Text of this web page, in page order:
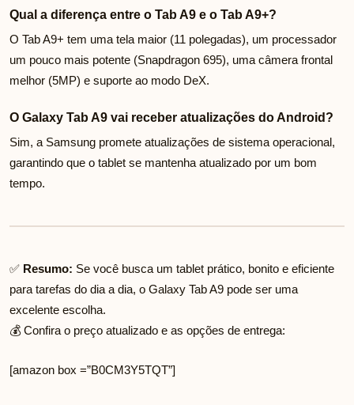
Qual a diferença entre o Tab A9 e o Tab A9+?
O Tab A9+ tem uma tela maior (11 polegadas), um processador
um pouco mais potente (Snapdragon 695), uma câmera frontal
melhor (5MP) e suporte ao modo DeX.
O Galaxy Tab A9 vai receber atualizações do Android?
Sim, a Samsung promete atualizações de sistema operacional,
garantindo que o tablet se mantenha atualizado por um bom
tempo.
✅ Resumo: Se você busca um tablet prático, bonito e eficiente
para tarefas do dia a dia, o Galaxy Tab A9 pode ser uma
excelente escolha.
💰 Confira o preço atualizado e as opções de entrega:
[amazon box =”B0CM3Y5TQT”]